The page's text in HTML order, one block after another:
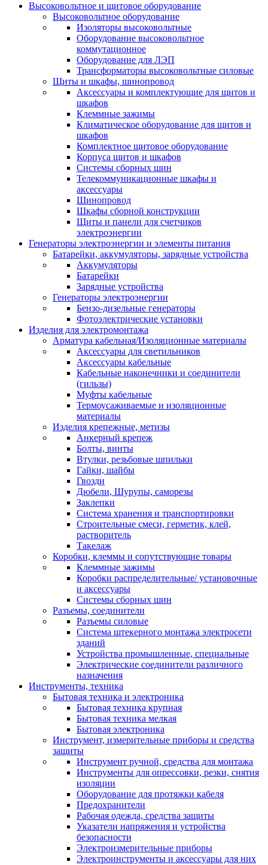
Высоковольтное и щитовое оборудование
Высоковольтное оборудование
Изоляторы высоковольтные
Оборудование высоковольтное
коммутационное
Оборудование для ЛЭП
Трансформаторы высоковольтные силовые
Щиты и шкафы, шинопровод
Аксессуары и комплектующие для щитов и
шкафов
Клеммные зажимы
Климатическое оборудование для щитов и
шкафов
Комплектное щитовое оборудование
Корпуса щитов и шкафов
Системы сборных шин
Телекоммуникационные шкафы и
аксессуары
Шинопровод
Шкафы сборной конструкции
Щиты и панели для счетчиков
электроэнергии
Генераторы электроэнергии и элементы питания
Батарейки, аккумуляторы, зарядные устройства
Аккумуляторы
Батарейки
Зарядные устройства
Генераторы электроэнергии
Бензо-дизельные генераторы
Фотоэлектрические установки
Изделия для электромонтажа
Арматура кабельная/Изоляционные материалы
Аксессуары для светильников
Аксессуары кабельные
Кабельные наконечники и соединители
(гильзы)
Муфты кабельные
Термоусаживаемые и изоляционные
материалы
Изделия крепежные, метизы
Анкерный крепеж
Болты, винты
Втулки, резьбовые шпильки
Гайки, шайбы
Гвозди
Дюбели, Шурупы, саморезы
Заклепки
Система хранения и транспортировки
Строительные смеси, герметик, клей,
растворитель
Такелаж
Коробки, клеммы и сопутствующие товары
Клеммные зажимы
Коробки распределительные/ установочные
и аксессуары
Системы сборных шин
Разъемы, соединители
Разъемы силовые
Система штекерного монтажа электросети
зданий
Устройства промышленные, специальные
Электрические соединители различного
назначения
Инструменты, техника
Бытовая техника и электроника
Бытовая техника крупная
Бытовая техника мелкая
Бытовая электроника
Инструмент, измерительные приборы и средства
защиты
Инструмент ручной, средства для монтажа
Инструменты для опрессовки, резки, снятия
изоляции
Оборудование для протяжки кабеля
Предохранители
Рабочая одежда, средства защиты
Указатели напряжения и устройства
безопасности
Электроизмерительные приборы
Электроинструменты и аксессуары для них